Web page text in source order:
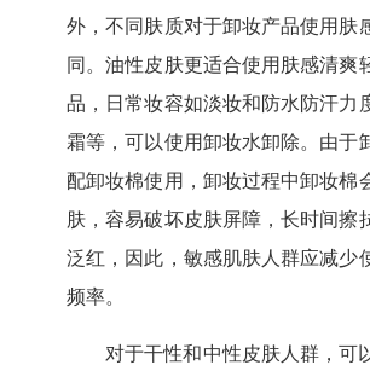
外，不同肤质对于卸妆产品使用肤
同。油性皮肤更适合使用肤感清爽
品，日常妆容如淡妆和防水防汗力
霜等，可以使用卸妆水卸除。由于
配卸妆棉使用，卸妆过程中卸妆棉
肤，容易破坏皮肤屏障，长时间擦
泛红，因此，敏感肌肤人群应减少
频率。
对于干性和中性皮肤人群，可